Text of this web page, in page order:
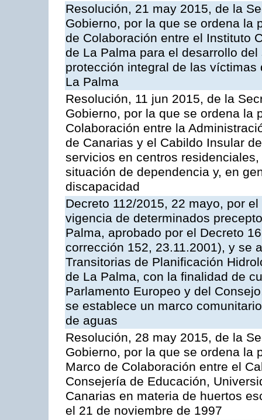
Resolución, 21 may 2015, de la
Gobierno, por la que se ordena la
de Colaboración entre el Instituto
de La Palma para el desarrollo
protección integral de las
La Palma
Resolución, 11 jun 2015, de la
Gobierno, por la que se ordena la
Colaboración entre la
de Canarias y el Cabildo Insular
servicios en centros
situación de dependencia y, en
discapacidad
Decreto 112/2015, 22 mayo, por
vigencia de determinados
Palma, aprobado por el Decreto
corrección 152, 23.11.2001), y se
Transitorias de Planificación
de La Palma, con la finalidad de
Parlamento Europeo y del
se establece un marco
de aguas
Resolución, 28 may 2015, de la
Gobierno, por la que se ordena la
Marco de Colaboración entre el
Consejería de Educación,
Canarias en materia de huertos
el 21 de noviembre de 1997